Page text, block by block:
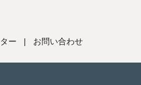
ー | お問い合わせ